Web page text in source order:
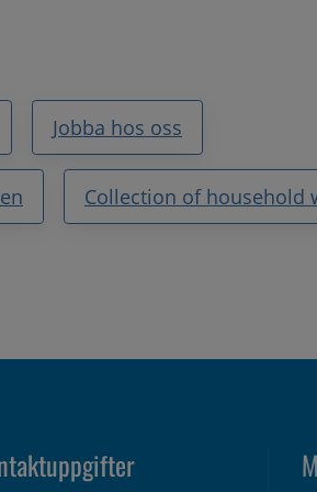
Jobba hos oss
Collection of household